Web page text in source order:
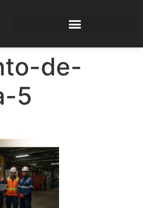
de-
5